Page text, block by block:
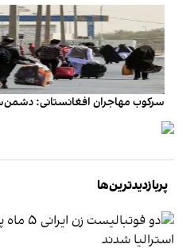
سرکوب مهاجران افغانستانی:
پربازدیدترین‌ها